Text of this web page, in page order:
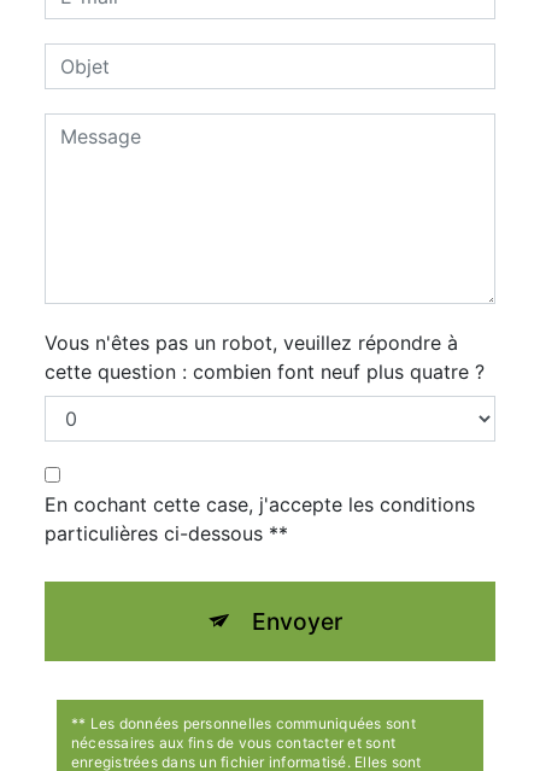
Vous n'êtes pas un robot, veuillez répondre à
cette question : combien font neuf plus quatre ?
En cochant cette case, j'accepte les conditions
particulières ci-dessous **
Envoyer
** Les données personnelles communiquées sont
nécessaires aux fins de vous contacter et sont
enregistrées dans un fichier informatisé. Elles sont